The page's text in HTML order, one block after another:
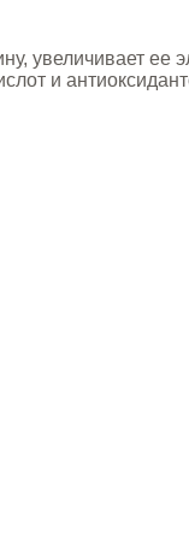
увеличивает ее
и